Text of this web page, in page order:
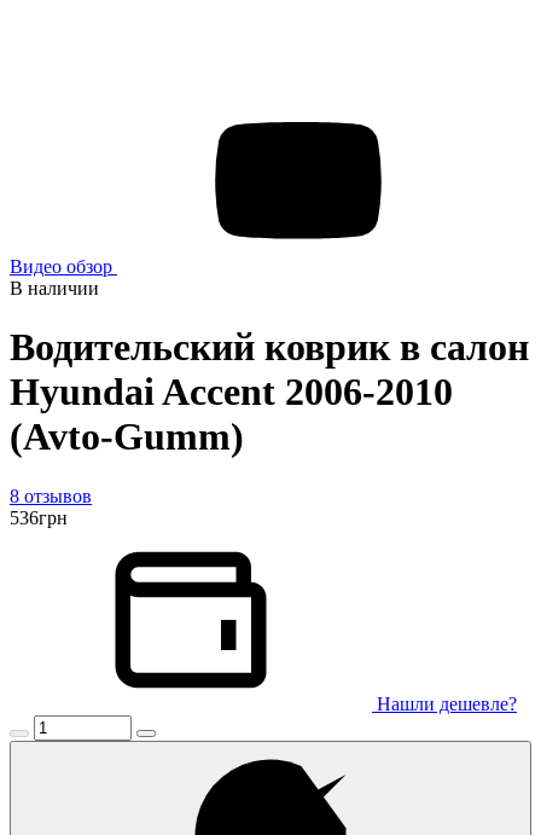
Видео обзор
В наличии
Водительский коврик в салон
Hyundai Accent 2006-2010
(Avto-Gumm)
8 отзывов
536грн
Нашли дешевле?